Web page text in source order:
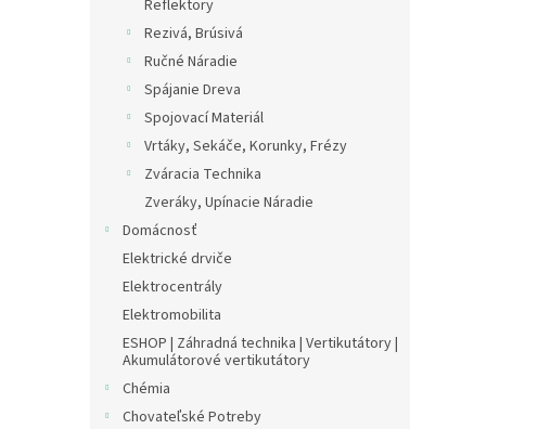
Reflektory
Rezivá, Brúsivá
Ručné Náradie
Spájanie Dreva
Spojovací Materiál
Vrtáky, Sekáče, Korunky, Frézy
Zváracia Technika
Zveráky, Upínacie Náradie
Domácnosť
Elektrické drviče
Elektrocentrály
Elektromobilita
ESHOP | Záhradná technika | Vertikutátory |
Akumulátorové vertikutátory
Chémia
Chovateľské Potreby